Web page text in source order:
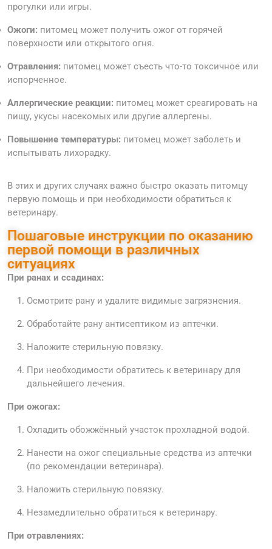
прогулки или игры.
Ожоги: питомец может получить ожог от горячей
поверхности или открытого огня.
Отравления: питомец может съесть что-то токсичное или
испорченное.
Аллергические реакции: питомец может среагировать на
пищу, укусы насекомых или другие аллергены.
Повышение температуры: питомец может заболеть и
испытывать лихорадку.
В этих и других случаях важно быстро оказать питомцу
первую помощь и при необходимости обратиться к
ветеринару.
Пошаговые инструкции по оказанию
первой помощи в различных
ситуациях
При ранах и ссадинах:
Осмотрите рану и удалите видимые загрязнения.
Обработайте рану антисептиком из аптечки.
Наложите стерильную повязку.
При необходимости обратитесь к ветеринару для
дальнейшего лечения.
При ожогах:
Охладить обожжённый участок прохладной водой.
Нанести на ожог специальные средства из аптечки
(по рекомендации ветеринара).
Наложить стерильную повязку.
Незамедлительно обратиться к ветеринару.
При отравлениях: